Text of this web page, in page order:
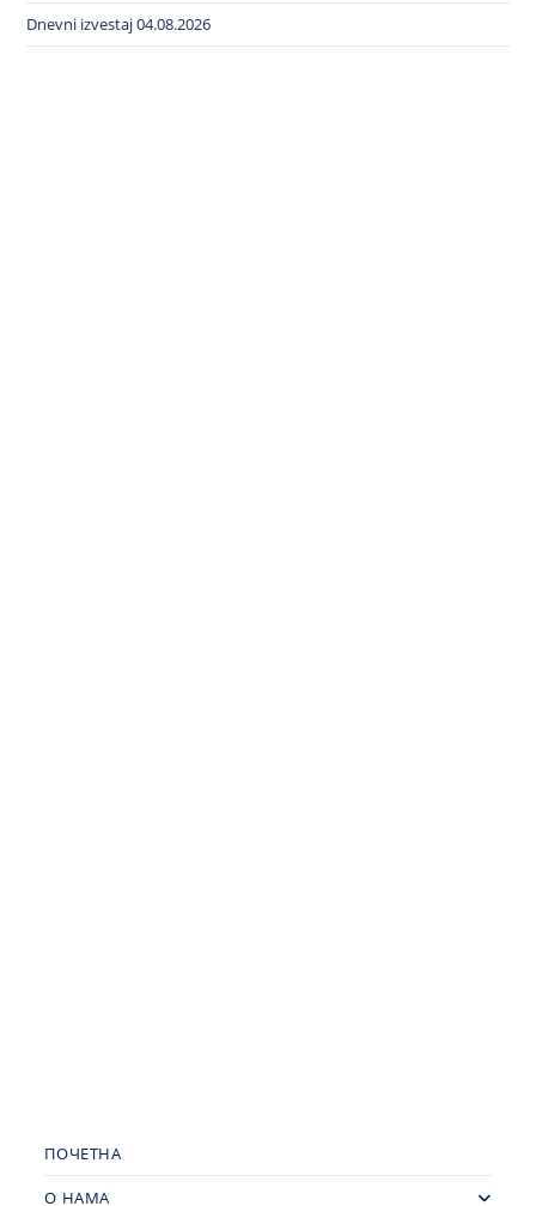
Dnevni izvestaj 04.08.2026
ПОЧЕТНА
О НАМА